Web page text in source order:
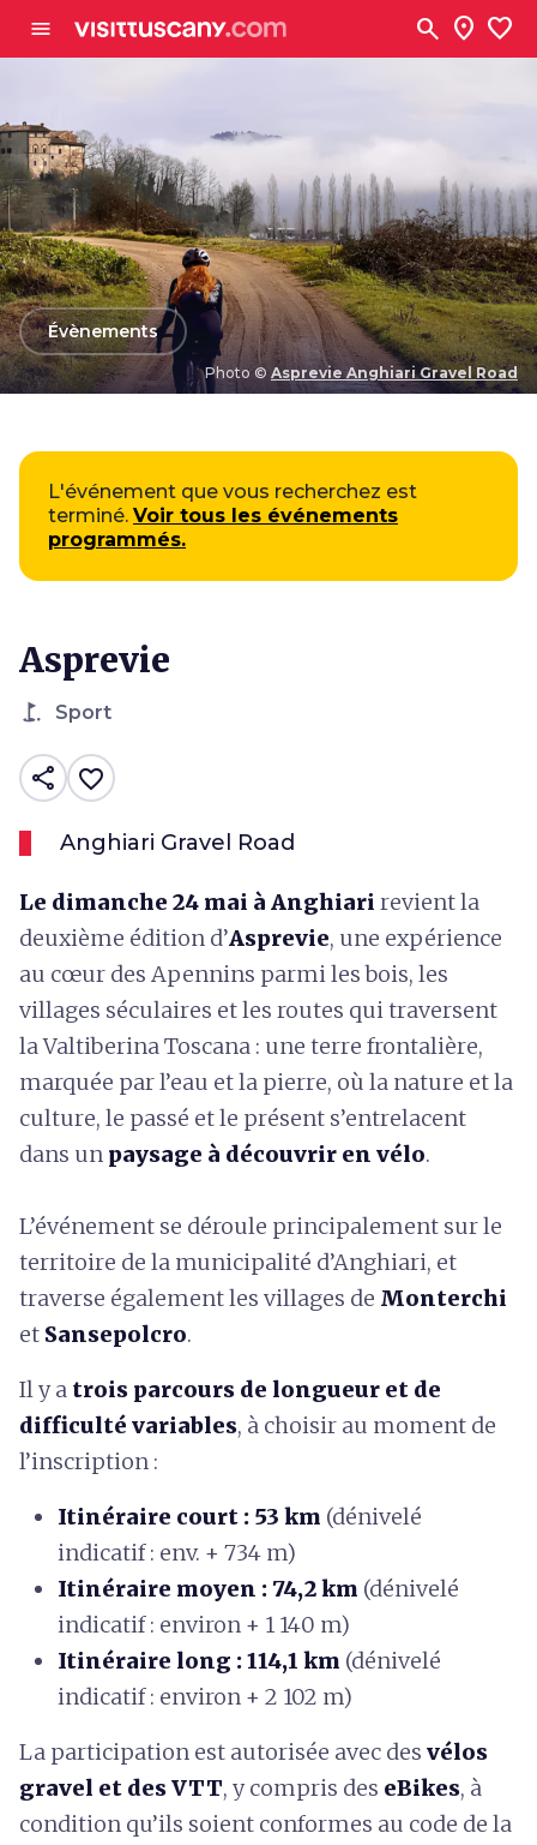
menu search location_on favorite
Photo © Asprevie Anghiari Gravel Road
arrow_backÉvènements
L'événement que vous recherchez est
terminé. Voir tous les événements
programmés.
Asprevie
golf_course Sport
share favorite_border
Anghiari Gravel Road
Le dimanche 24 mai à Anghiari revient la
deuxième édition d’Asprevie, une expérience
au cœur des Apennins parmi les bois, les
villages séculaires et les routes qui traversent
la Valtiberina Toscana : une terre frontalière,
marquée par l’eau et la pierre, où la nature et la
culture, le passé et le présent s’entrelacent
dans un paysage à découvrir en vélo.
L’événement se déroule principalement sur le
territoire de la municipalité d’Anghiari, et
traverse également les villages de Monterchi
et Sansepolcro.
Il y a trois parcours de longueur et de
difficulté variables, à choisir au moment de
l’inscription :
Itinéraire court : 53 km (dénivelé
indicatif : env. + 734 m)
Itinéraire moyen : 74,2 km (dénivelé
indicatif : environ + 1 140 m)
Itinéraire long : 114,1 km (dénivelé
indicatif : environ + 2 102 m)
La participation est autorisée avec des vélos
gravel et des VTT, y compris des eBikes, à
condition qu’ils soient conformes au code de la